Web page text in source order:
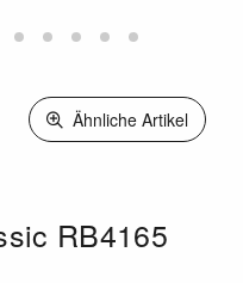
Ähnliche Artikel
RB4165